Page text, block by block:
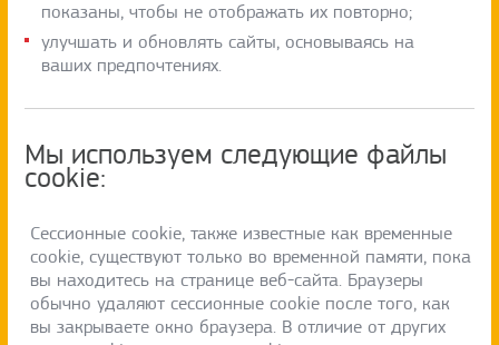
показаны, чтобы не отображать их повторно;
улучшать и обновлять сайты, основываясь на
ваших предпочтениях.
Мы используем следующие файлы
cookie:
Сессионные cookie, также известные как временные
cookie, существуют только во временной памяти, пока
вы находитесь на странице веб-сайта. Браузеры
обычно удаляют сессионные cookie после того, как
вы закрываете окно браузера. В отличие от других